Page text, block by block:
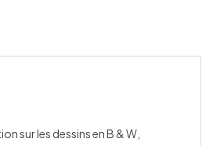
sur les dessins en B & W,